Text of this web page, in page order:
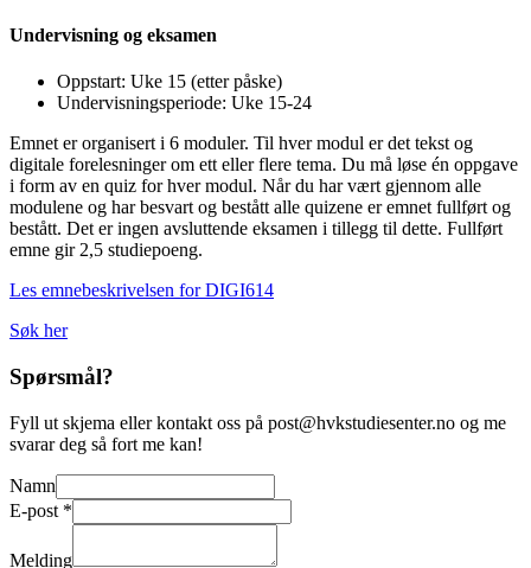
Undervisning og eksamen
Oppstart: Uke 15 (etter påske)
Undervisningsperiode: Uke 15-24
Emnet er organisert i 6 moduler. Til hver modul er det tekst og
digitale forelesninger om ett eller flere tema. Du må løse én oppgave
i form av en quiz for hver modul. Når du har vært gjennom alle
modulene og har besvart og bestått alle quizene er emnet fullført og
bestått. Det er ingen avsluttende eksamen i tillegg til dette. Fullført
emne gir 2,5 studiepoeng.
Les emnebeskrivelsen for DIGI614
Søk her
Spørsmål?
Fyll ut skjema eller kontakt oss på post@hvkstudiesenter.no og me
svarar deg så fort me kan!
Namn
E-post *
Melding
Melding